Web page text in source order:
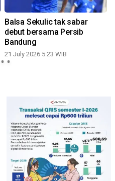
Balsa Sekulic tak sabar
debut bersama Persib
Bandung
21 July 2026 5:23 WIB